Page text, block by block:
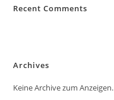
Recent Comments
Archives
Keine Archive zum Anzeigen.